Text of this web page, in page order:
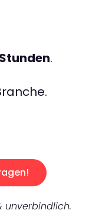
.
unverbindlich.